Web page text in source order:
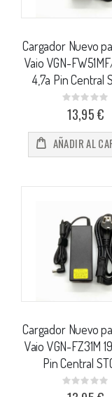
Cargador Nuevo
Vaio VGN-
4,7a Pin Central
Rating:
0%13,95 €
AÑADIR AL
Cargador Nuevo
Vaio VGN-FZ31M
Pin Central
Rating:
0%